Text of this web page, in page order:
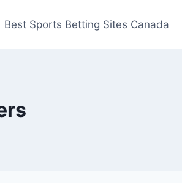
Best Sports Betting Sites Canada